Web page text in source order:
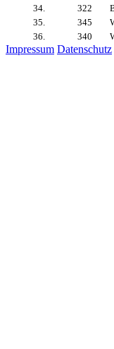
Impressum Datenschutz